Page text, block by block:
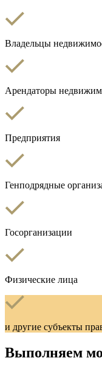
Владельцы
Арендаторы
Предприятия
Генподрядные
Госорганизации
Физические лица
и другие субъекты
Выполняем